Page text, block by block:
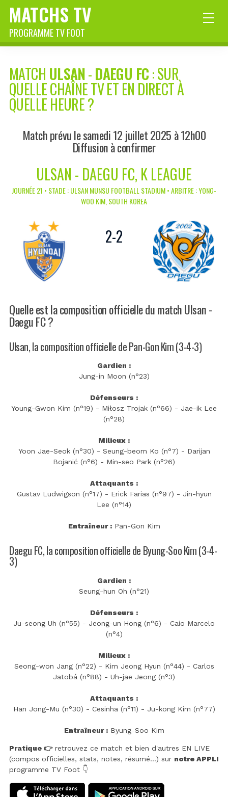
MATCHS TV
PROGRAMME TV FOOT
MATCH ULSAN-DAEGU FC: SUR
QUELLE CHAÎNE TV ET EN DIRECT À
QUELLE HEURE ?
Match prévu le samedi 12 juillet 2025 à 12h00
Diffusion à confirmer
ULSAN - DAEGU FC, K LEAGUE
JOURNÉE 21 • STADE : ULSAN MUNSU FOOTBALL STADIUM • ARBITRE : YONG-
WOO KIM, SOUTH KOREA
2-2
Quelle est la composition officielle du match Ulsan -
Daegu FC ?
Ulsan, la composition officielle de Pan-Gon Kim (3-4-3)
Gardien :
Jung-in Moon (n°23)
Défenseurs :
Young-Gwon Kim (n°19) - Miłosz Trojak (n°66) - Jae-ik Lee
(n°28)
Milieux :
Yoon Jae-Seok (n°30) - Seung-beom Ko (n°7) - Darijan
Bojanić (n°6) - Min-seo Park (n°26)
Attaquants :
Gustav Ludwigson (n°17) - Erick Farias (n°97) - Jin-hyun
Lee (n°14)
Entraîneur :Pan-Gon Kim
Daegu FC, la composition officielle de Byung-Soo Kim (3-4-
3)
Gardien :
Seung-hun Oh (n°21)
Défenseurs :
Ju-seong Uh (n°55) - Jeong-un Hong (n°6) - Caio Marcelo
(n°4)
Milieux :
Seong-won Jang (n°22) - Kim Jeong Hyun (n°44) - Carlos
Jatobá (n°88) - Uh-jae Jeong (n°3)
Attaquants :
Han Jong-Mu (n°30) - Cesinha (n°11) - Ju-kong Kim (n°77)
Entraîneur :Byung-Soo Kim
Pratique 👉retrouvez ce match et bien d'autres EN LIVE
(compos officielles, stats, notes, résumé...) sur notre APPLI
programme TV Foot 👇